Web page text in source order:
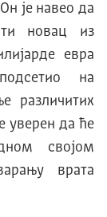
је навео да
новац из
евра
на
различитих
уверен да ће
својом
врата